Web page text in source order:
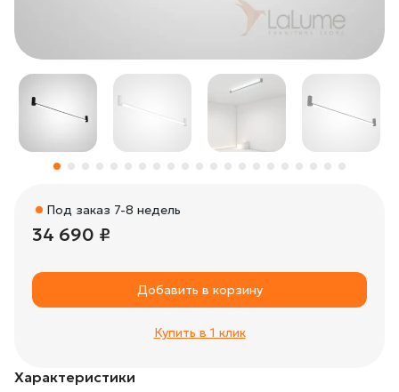
Характеристики
Под заказ 7-8 недель
34 690 ₽
Добавить в корзину
Купить в 1 клик